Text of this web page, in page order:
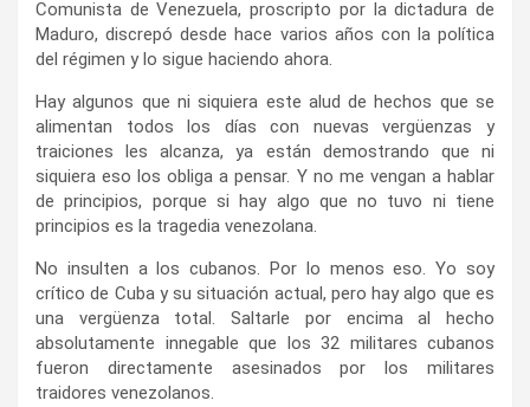
Comunista de Venezuela, proscripto por la dictadura de
Maduro, discrepó desde hace varios años con la política
del régimen y lo sigue haciendo ahora.
Hay algunos que ni siquiera este alud de hechos que se
alimentan todos los días con nuevas vergüenzas y
traiciones les alcanza, ya están demostrando que ni
siquiera eso los obliga a pensar. Y no me vengan a hablar
de principios, porque si hay algo que no tuvo ni tiene
principios es la tragedia venezolana.
No insulten a los cubanos. Por lo menos eso. Yo soy
crítico de Cuba y su situación actual, pero hay algo que es
una vergüenza total. Saltarle por encima al hecho
absolutamente innegable que los 32 militares cubanos
fueron directamente asesinados por los militares
traidores venezolanos.